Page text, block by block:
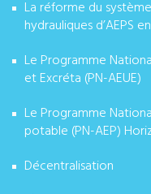
La réforme du
hydrauliques d’AEPS
Le Programme
et Excréta (PN-AEUE)
Le Programme
potable (PN-AEP)
Décentralisation